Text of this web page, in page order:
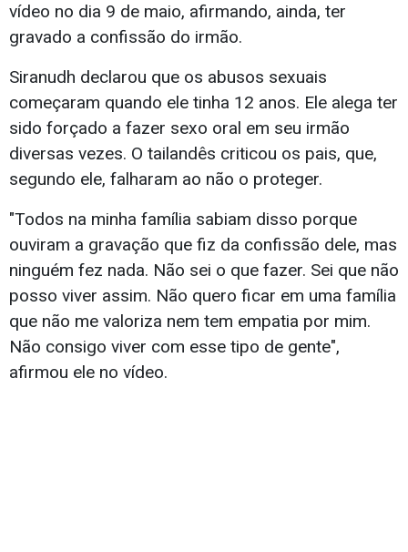
vídeo no dia 9 de maio, afirmando, ainda, ter
gravado a confissão do irmão.
Siranudh declarou que os abusos sexuais
começaram quando ele tinha 12 anos. Ele alega ter
sido forçado a fazer sexo oral em seu irmão
diversas vezes. O tailandês criticou os pais, que,
segundo ele, falharam ao não o proteger.
"Todos na minha família sabiam disso porque
ouviram a gravação que fiz da confissão dele, mas
ninguém fez nada. Não sei o que fazer. Sei que não
posso viver assim. Não quero ficar em uma família
que não me valoriza nem tem empatia por mim.
Não consigo viver com esse tipo de gente",
afirmou ele no vídeo.